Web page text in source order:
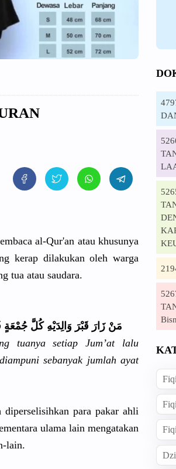
al-Qur'an atau khusunya
kerap dilakukan oleh warga
tua atau saudara.
مَنْ زَارَ قَبْرَ وَالِدَيْه كُلَّ جُمْعَةٍ
tuanya setiap Jum’at lalu
sebanyak jumlah ayat
ihkan para pakar ahli
ulama lain mengatakan
lain.